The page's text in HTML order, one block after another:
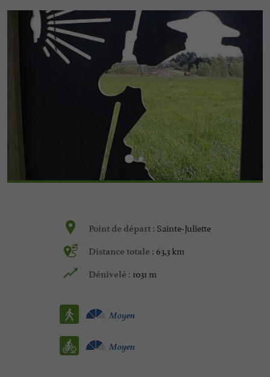
Point de départ : Sainte-Juliette
Distance totale : 63,3 km
Dénivelé : 1031 m
Moyen
Moyen